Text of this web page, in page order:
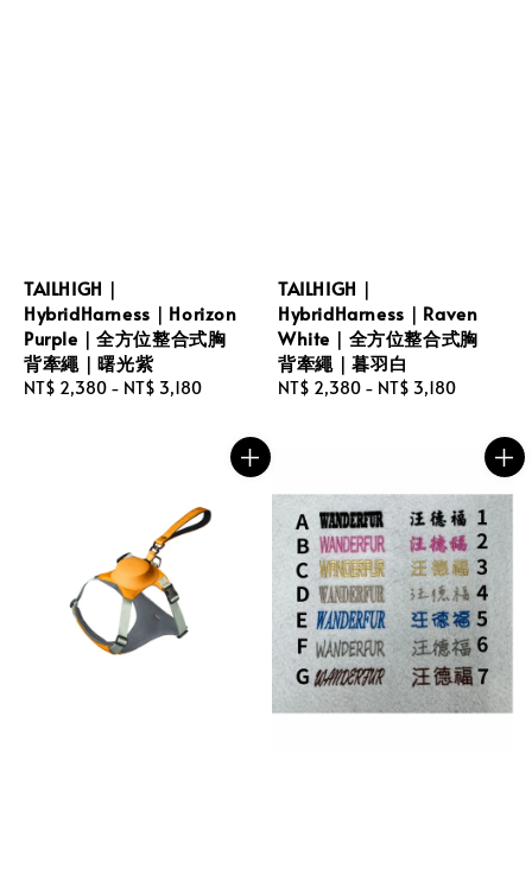
TAILHIGH｜
HybridHarness｜Horizon
Purple｜全方位整合式胸
背牽繩｜曙光紫
Regular
NT$ 2,380 - NT$ 3,180
TAILHIGH｜
HybridHarness｜Raven
White｜全方位整合式胸
背牽繩｜暮羽白
Regular
NT$ 2,380 - NT$ 3,180